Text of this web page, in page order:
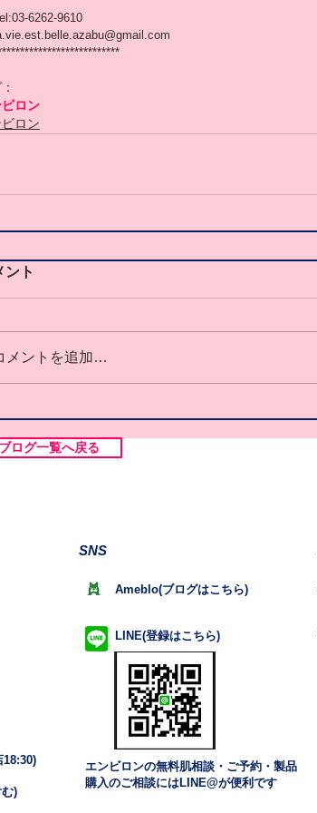
6262-9610
ロン
ロン
ント
メントを追加…
ブログ一覧へ戻る
18:30)
)
SNS
Ameblo(ブログはこちら)
LINE(登録はこちら)
エンビロンの無料肌相談・ご予約・製品
購入のご相談にはLINE@が便利です